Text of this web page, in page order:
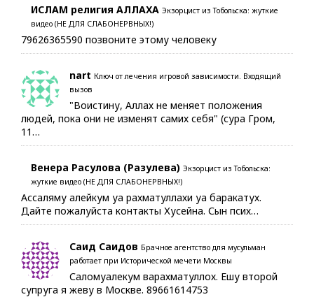
ИСЛАМ религия АЛЛАХА Экзорцист из Тобольска: жуткие
видео (НЕ ДЛЯ СЛАБОНЕРВНЫХ!)
79626365590 позвоните этому человеку
nart Ключ от лечения игровой зависимости. Входящий
вызов
"Воистину, Аллах не меняет положения
людей, пока они не изменят самих себя" (сура Гром,
11…
Венера Расулова (Разулева) Экзорцист из Тобольска:
жуткие видео (НЕ ДЛЯ СЛАБОНЕРВНЫХ!)
Ассаляму алейкум уа рахматуллахи уа баракатух.
Дайте пожалуйста контакты Хусейна. Сын псих…
Саид Саидов Брачное агентство для мусульман
работает при Исторической мечети Москвы
Саломуалекум варахматуллох. Ешу второй
супруга я жеву в Москве. 89661614753